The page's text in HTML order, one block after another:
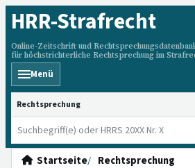
HRR-Strafrecht
Online-Zeitschrift und
für höchstrichterliche Rechtsprechung im
Menü
HRRS durchsuchen
Startseite
Rechtsprechung